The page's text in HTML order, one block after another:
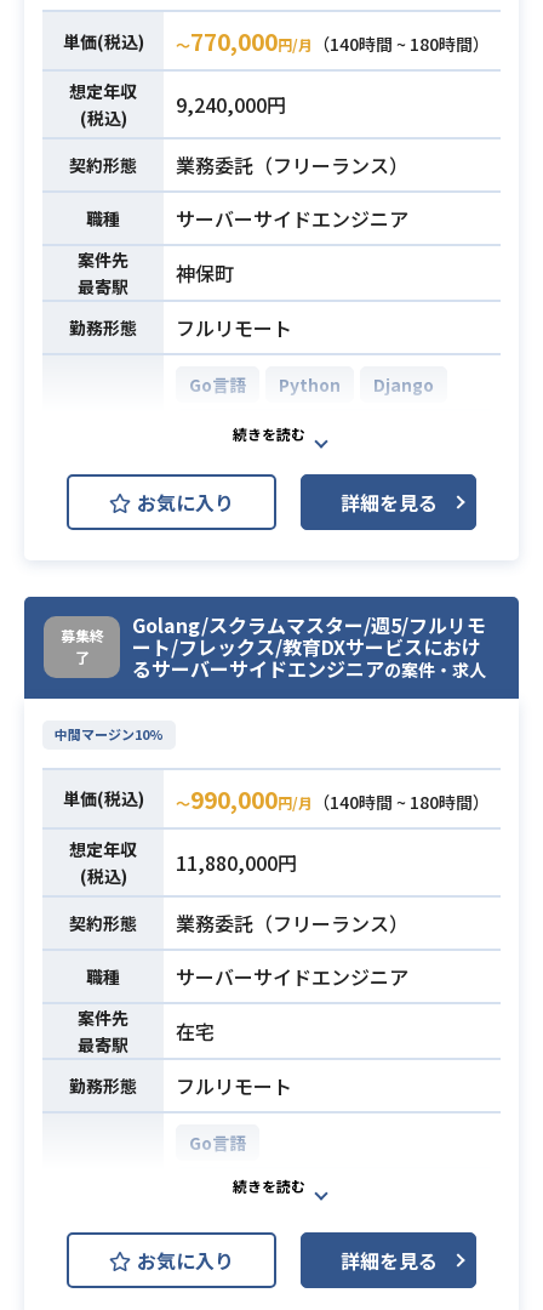
必須スキル
す。
→Lambd
→Glue
→Step Functions
→CloudFormation
→Redshift
・サーバーサイド開発にてPythonの
使用経験がある方
・サーバーサイド開発にてOracle P
L/SQLの使用経験がある方
業務内容
個人向けサービスと法人向けサービ
スの開発を担当していただきます。
【業務内容】
・フロントエンド開発全般
・ユーザビリティを高めるUI/UXの検
討、実現
・機能拡張や改善がしやすい設計や
技術の検討、導入
・バックエンドエンジニアと連携し
最適な開発プロセスの実行
【開発環境】
・PHP, Ruby, Golang, JavaScript
・Codeigniter, Ruby on Rails, Back
・ Amazon RDS （Aurora）, Amazo
n ElastiCache （Redis）
・Docker, CircleCI, Kubernetes
・GitHub, JIRA
デザイン寄りの方（Wordpress、ホ
ームページ、ECサイトなど）はミス
マッチとなります。
・Webフロントエンド実務経験 3年
・Vueの実務経験1年以上
・要件定義～運用保守まで一連の開
発経験3年以上
・3名以上でのチーム開発経験
単価(税込) 〜770,000円/月
（140時間 ~ 180時間）
想定年収
(税込)
9,240,000円
契約形態 業務委託（フリーランス）
職種 サーバーサイドエンジニア
案件先
最寄駅
神保町
勤務形態 フルリモート
Go言語 Python
Django
AWS DynamoDB (Amazon Dynam
oDB)
MySQL
AWS (Amazon Web Services)
AWS RDS (Amazon RDS)
Nginx
Ansible
Docker
Elasticsearch
Git
GitLab
業務内容
主にPythonを使用してスマートフォ
ンアプリと通信するAPI及び、管理画
します。
ご経験に応じて要望の取りまとめ
や、PMから機能改善の要望対応など
コミュニケーションを取りながら業
務を進めて頂きます。
・5年以上のWebアプリケーションの
開発経験
・Pythonのプログラミング言語での
APIの設計・開発・運用経験
・AWSなどパブリッククラウドを用
いた運用経験
・規模を問わず技術選定やアーキテ
クチャ設計の経験
・GitLab/GitHubもしくは類似のバ
お気に入り 詳細を見る
募集終
了
Golang/スクラムマスター/週5/フルリモ
ート/フレックス/教育DXサービスにおけ
るサーバーサイドエンジニアの案件・求人
中間マージン10%
単価(税込) 〜990,000円/月
（140時間 ~ 180時間）
想定年収
(税込)
11,880,000円
契約形態 業務委託（フリーランス）
職種 サーバーサイドエンジニア
案件先
最寄駅
在宅
勤務形態 フルリモート
開発環境
Go言語
AWS Elasticsearch Service (Amaz
AWS RDS (Amazon RDS)
Docker
JIRA
お気に入り 詳細を見る